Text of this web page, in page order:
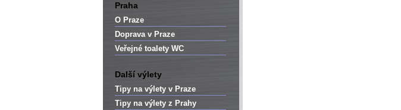
Praha
O Praze
Doprava v Praze
Veřejné toalety WC
Další výlety
Tipy na výlety v Praze
Tipy na výlety z Prahy